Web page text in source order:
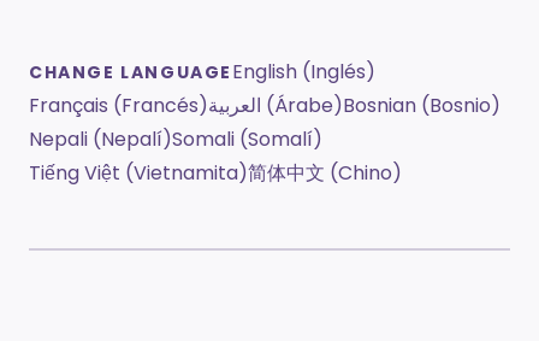
CHANGE LANGUAGE English (Inglés)
Français (Francés)
العربية (Árabe)Bosnian (Bosnio)
Nepali (Nepalí)Somali (Somalí)
Tiếng Việt (Vietnamita)简体中文 (Chino)